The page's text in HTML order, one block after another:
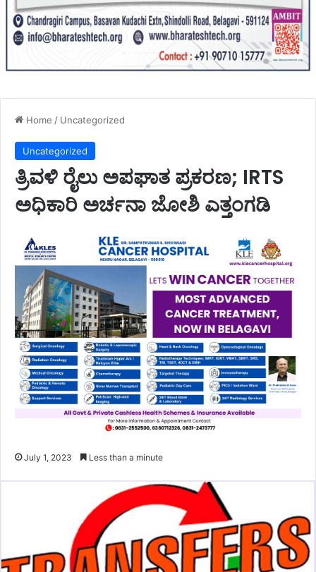
Home / Uncategorized
Uncategorized
ತ್ರಿವಳಿ ರೈಲು ಅಪಘಾತ ಪ್ರಕರಣ; IRTS
ಅಧಿಕಾರಿ ಅರ್ಚನಾ ಜೋಶಿ ಎತ್ತಂಗಡಿ
July 1, 2023 Less than a minute